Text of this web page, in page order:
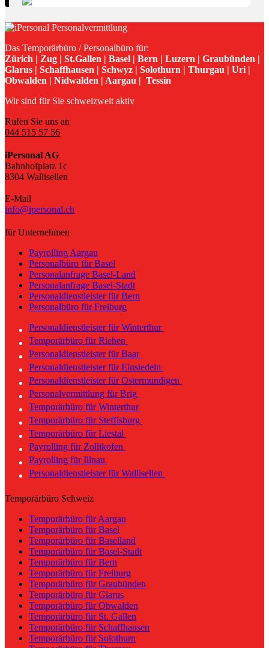
Das Temporärbüro / Personalbüro für:
Zürich | Zug | St.Gallen | Basel | Bern | Luzern | Graubünden |
Glarus | Schaffhausen | Schwyz | Solothurn | Thurgau | Uri |
Obwalden | Nidwalden | Aargau | Tessin
Wir sind für Sie schweizweit aktiv
Rufen Sie uns an
044 515 57 56
iPersonal AG
Bahnhofplatz 1c
8304 Wallisellen
E-Mail
info@ipersonal.ch
für Unternehmen
Payrolling Aargau
Personalbüro für Basel
Personalanfrage Basel-Land
Personalanfrage Basel-Stadt
Personaldienstleister für Bern
Personalbüro für Freiburg
Personaldienstleister für Winterthur
Temporärbüro für Riehen
Personaldienstleister für Baar
Personaldienstleister für Einsiedeln
Personaldienstleister für Ostermundigen
Personalvermittlung für Brig
Temporärbüro für Winterthur
Temporärbüro für Steffisburg
Temporärbüro für Liestal
Payrolling für Zollikofen
Payrolling für Illnau
Personaldienstleister für Wallisellen
Temporärbüro Schweiz
Temporärbüro für Aargau
Temporärbüro für Basel
Temporärbüro für Baselland
Temporärbüro für Basel-Stadt
Temporärbüro für Bern
Temporärbüro für Freiburg
Temporärbüro für Graubünden
Temporärbüro für Glarus
Temporärbüro für Obwalden
Temporärbüro für St. Gallen
Temporärbüro für Schaffhausen
Temporärbüro für Solothurn